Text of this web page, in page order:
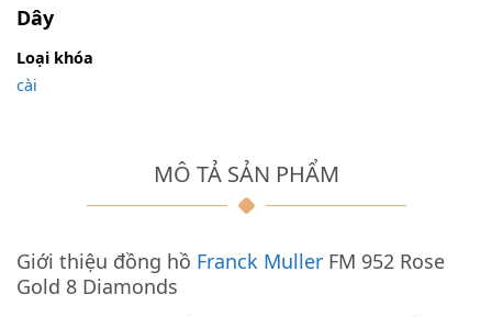
MÔ TẢ SẢN PHẨM
Giới thiệu đồng hồ Franck Muller FM 952 Rose
Gold 8 Diamonds
Dây
Loại khóa
cài